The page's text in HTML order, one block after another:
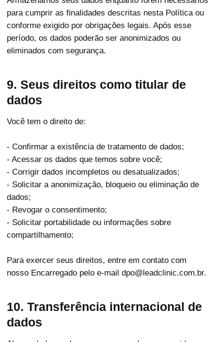
para cumprir as finalidades descritas nesta Política ou
conforme exigido por obrigações legais. Após esse
período, os dados poderão ser anonimizados ou
eliminados com segurança.
9. Seus direitos como titular de
dados
Você tem o direito de:
- Confirmar a existência de tratamento de dados;
- Acessar os dados que temos sobre você;
- Corrigir dados incompletos ou desatualizados;
- Solicitar a anonimização, bloqueio ou eliminação de
dados;
- Revogar o consentimento;
- Solicitar portabilidade ou informações sobre
compartilhamento;
Para exercer seus direitos, entre em contato com
nosso Encarregado pelo e-mail dpo@leadclinic.com.br.
10. Transferência internacional de
dados